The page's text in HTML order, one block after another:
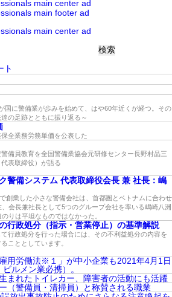
国に警備業が歩みを始めて、はや60年近くが経つ。その
の足跡とともに振り返る～
全業務労務単価を公表した
備員教育を全国警備業協会元研修センター長野村晶三
表取締役）が語る
備システム 代表取締役会長 兼 社長：嶋
創業した小さな警備会社は、首都圏とベトナムに合わせ
会長兼社長として5つのグループ会社を率いる嶋崎八洲
りは平坦なものではなかった。
行政処分（指示・営業停止）の基準解説
行政処分を行った場合には、その不利益処分の内容を
こととしています。
用労働法※１」が中小企業も2021年4月1日
ルメン業必携）。
まれたトイレカー、障害者の活動にも活躍
（警備員・清掃員）と称賛される職業